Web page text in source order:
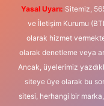
Yasal Uyarı: Sitemiz,
ve İletişim Kurumu
olarak hizmet
olarak denetleme veya
Ancak, üyelerimiz
siteye üye olarak bu
sitesi, herhangi bir